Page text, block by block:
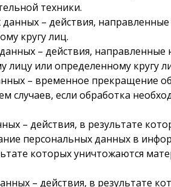
техники.
– действия,
кругу лиц.
– действия, направленные
лицу или определенному кругу
– временное прекращение
случаев, если обработка
– действия, в результате
персональных данных в
которых уничтожаются
– действия, в результате